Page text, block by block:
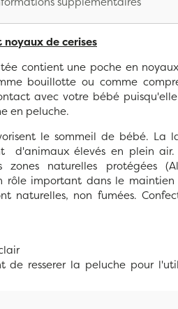
de cerises
contient une poche en
bouillotte ou comme
avec votre bébé
en peluche.
le sommeil de bébé. La
d'animaux élevés en plein air.
naturelles protégées
rôle important dans le maintien
naturelles, non fumées.
de resserer la peluche pour